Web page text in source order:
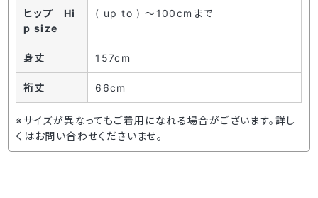
ヒップ Hi
p size
( up to ) ～100cmまで
身丈 157cm
裄丈 66cm
※サイズが異なってもご着用になれる場合がございます。詳し
くはお問い合わせくださいませ。